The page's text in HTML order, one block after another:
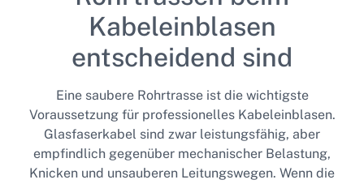
Kabeleinblasen
entscheidend sind
Eine saubere Rohrtrasse ist die wichtigste
Voraussetzung für professionelles Kabeleinblasen.
Glasfaserkabel sind zwar leistungsfähig, aber
empfindlich gegenüber mechanischer Belastung,
Knicken und unsauberen Leitungswegen. Wenn die